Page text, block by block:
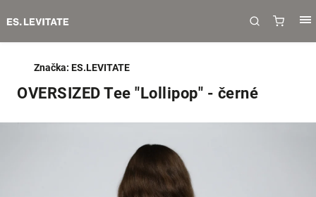
OVERSIZED Tee "Lollipop" - černé
Značka: ES.LEVITATE